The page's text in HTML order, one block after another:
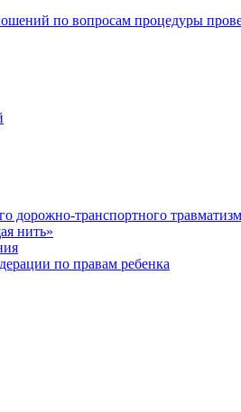
по вопросам процедуры
транспортного травматизм
нить»
по правам ребенка